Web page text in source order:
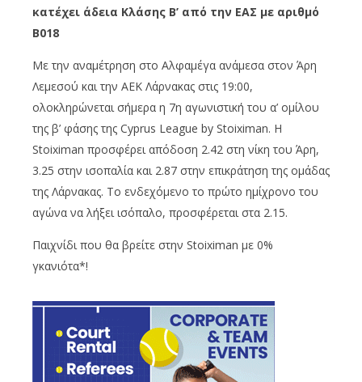
κατέχει άδεια Κλάσης Β’ από την ΕΑΣ με αριθμό
B018
Mε την αναμέτρηση στο Αλφαμέγα ανάμεσα στον Άρη
Λεμεσού και την ΑΕΚ Λάρνακας στις 19:00,
ολοκληρώνεται σήμερα η 7η αγωνιστική του α’ ομίλου
της β’ φάσης της Cyprus League by Stoiximan. Η
Stoiximan προσφέρει απόδοση 2.42 στη νίκη του Άρη,
3.25 στην ισοπαλία και 2.87 στην επικράτηση της ομάδας
της Λάρνακας. Το ενδεχόμενο το πρώτο ημίχρονο του
αγώνα να λήξει ισόπαλο, προσφέρεται στα 2.15.
Παιχνίδι που θα βρείτε στην Stoiximan με 0%
γκανιότα*!